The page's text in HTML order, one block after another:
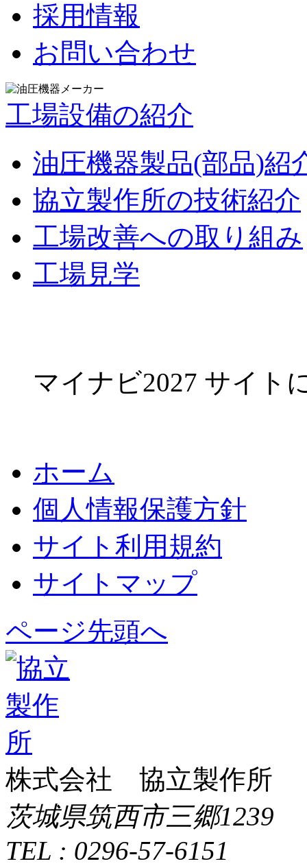
採用情報
お問い合わせ
工場設備の紹介
油圧機器製品(部品)紹
協立製作所の技術紹介
工場改善への取り組み
工場見学
マイナビ2027 サイト
ホーム
個人情報保護方針
サイト利用規約
サイトマップ
ページ先頭へ
株式会社 協立製作所
茨城県筑西市三郷1239
TEL : 0296-57-6151